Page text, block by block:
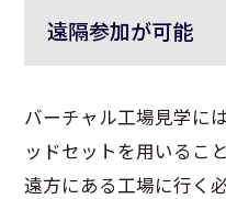
遠隔参加が可能
バーチャル工場見学に
ッドセットを用いるこ
遠方にある工場に行く